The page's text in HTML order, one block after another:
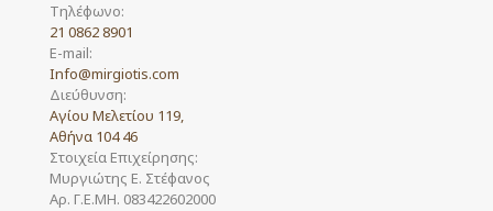
Τηλέφωνο:
21 0862 8901
E-mail:
Info@mirgiotis.com
Διεύθυνση:
Αγίου Μελετίου 119,
Αθήνα 104 46
Στοιχεία Επιχείρησης:
Μυργιώτης Ε. Στέφανος
Αρ. Γ.Ε.ΜΗ. 083422602000